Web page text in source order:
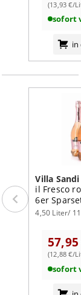
Spectator – Top
Elegant, frisch
Spumante
Kaufen Sie
–
(13,93 €/
sofort
in
Villa Sandi
il Fresco
6er
4,50 Liter/
(12,88 €/
sofort